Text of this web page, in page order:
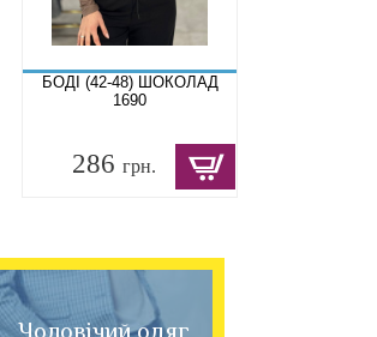
БОДІ (42-48) ШОКОЛАД
1690
286 грн.
Чоловічий одяг